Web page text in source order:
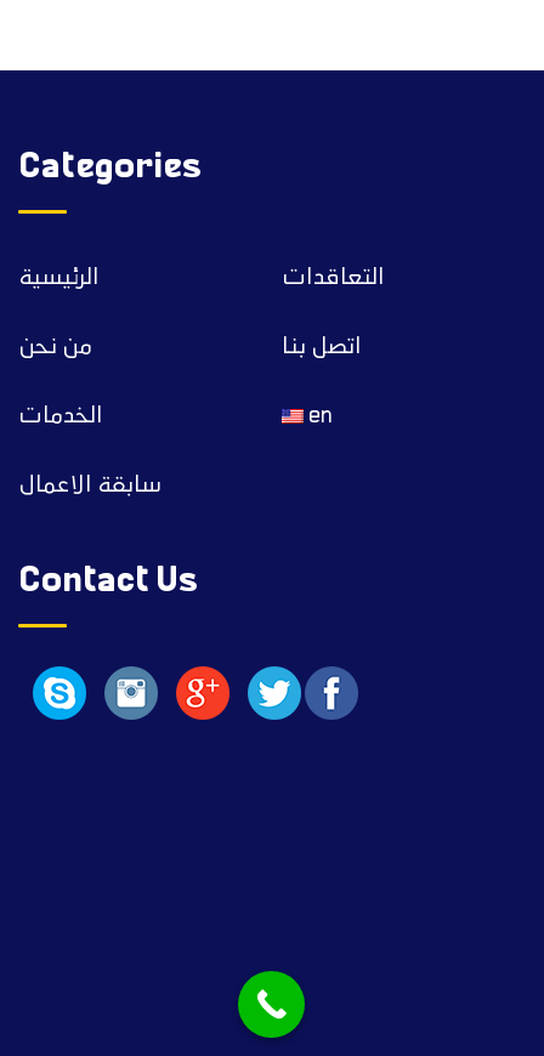
Categories
الرئيسية
من نحن
الخدمات
سابقة الاعمال
التعاقدات
اتصل بنا
en
Contact Us